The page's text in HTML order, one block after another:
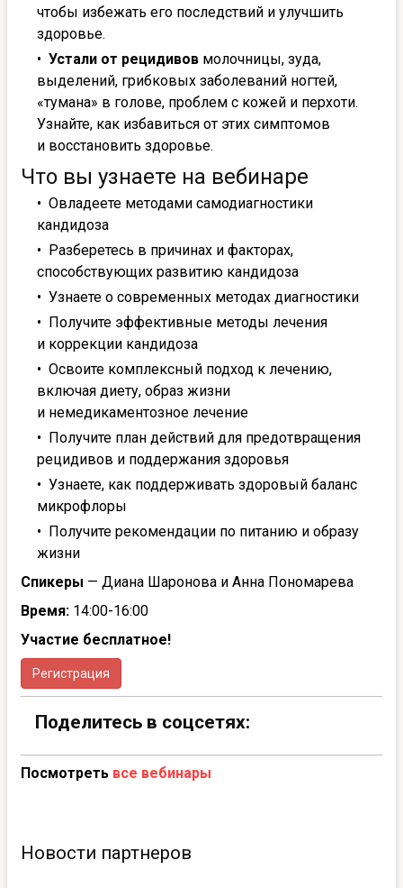
чтобы избежать его последствий и улучшить
здоровье.
Устали от рецидивов молочницы, зуда,
выделений, грибковых заболеваний ногтей,
«тумана» в голове, проблем с кожей и перхоти.
Узнайте, как избавиться от этих симптомов
и восстановить здоровье.
Что вы узнаете на вебинаре
Овладеете методами самодиагностики
кандидоза
Разберетесь в причинах и факторах,
способствующих развитию кандидоза
Узнаете о современных методах диагностики
Получите эффективные методы лечения
и коррекции кандидоза
Освоите комплексный подход к лечению,
включая диету, образ жизни
и немедикаментозное лечение
Получите план действий для предотвращения
рецидивов и поддержания здоровья
Узнаете, как поддерживать здоровый баланс
микрофлоры
Получите рекомендации по питанию и образу
жизни
Спикеры — Диана Шаронова и Анна Пономарева
Время: 14:00-16:00
Участие бесплатное!
Регистрация
Поделитесь в соцсетях:
Посмотреть все вебинары
Новости партнеров